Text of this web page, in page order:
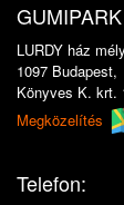
LURDY ház
1097 Budapest,
Könyves K. krt.
Megközelítés
Telefon: